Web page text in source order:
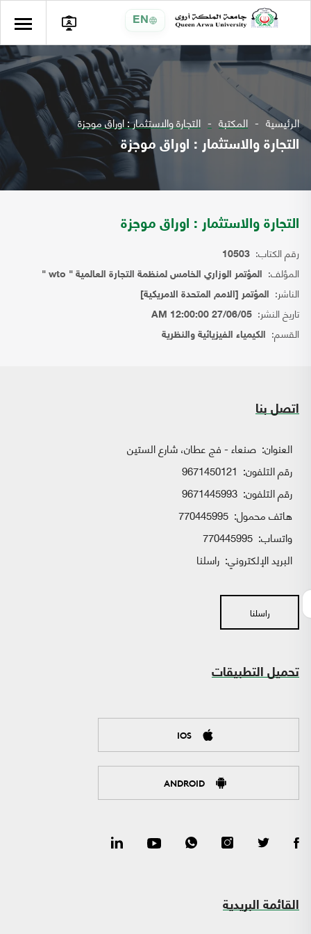
EN
الرئيسية المكتبة التجارة والاستثمار : اوراق موجزة
التجارة والاستثمار : اوراق موجزة
التجارة والاستثمار : اوراق موجزة
رقم الكتاب: 10503
المؤلف: المؤتمر الوزاري الخامس لمنظمة التجارة العالمية " wto "
الناشر: المؤتمر [الامم المتحدة الامريكية]
تاريخ النشر: 27/06/05 12:00:00 AM
القسم: الكيمياء الفيزيائية والنظرية
اتصل بنا
العنوان: صنعاء - فج عطان، شارع الستين
رقم التلفون: 9671450121
رقم التلفون: 9671445993
هاتف محمول: 770445995
واتساب:
البريد الإلكتروني: راسلنا
راسلنا
تحميل التطبيقات
IOS
ANDROID
القائمة البريدية